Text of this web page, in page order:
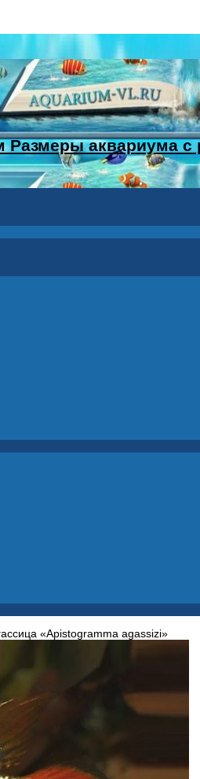
аквариума с
«Apistogramma agassizi»